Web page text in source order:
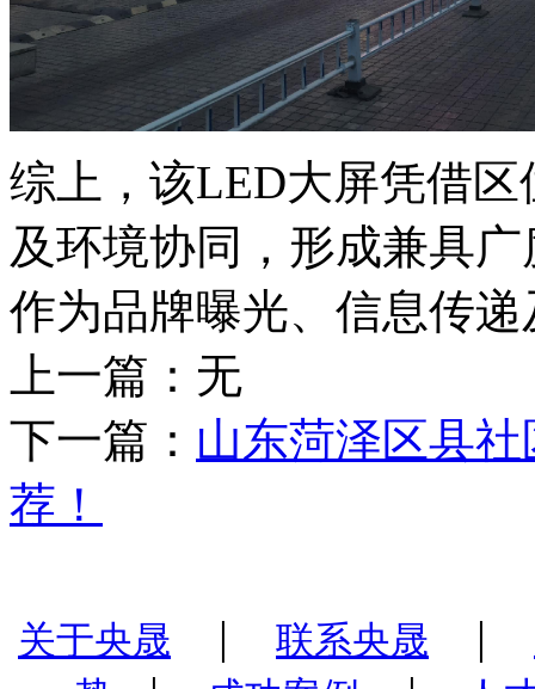
综上，该LED大屏凭借
及环境协同，形成兼具
作为品牌曝光、信息传
上一篇：无
下一篇： 山东菏泽区县
荐！
关于央晟 | 联系央晟 |